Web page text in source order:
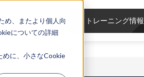
め、またより個人向
についての詳細
めに、小さなCookie
企業情報 トレーニング情報